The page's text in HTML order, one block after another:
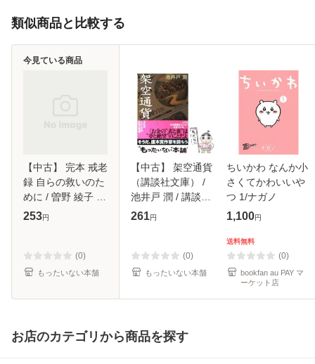
類似商品と比較する
【中古】 完本 戒老
録 自らの救いのた
めに / 曽野 綾子 /
祥伝社 [単行本]
253円
(0)
もったいない本舗
今見ている商品
【中古】 架空通貨
（講談社文庫） /
池井戸 潤 / 講談社
[文庫]【メール便送
261円
(0)
もったいない本舗
ちいかわ なんか小
さくてかわいいや
つ 1/ナガノ
1,100円
送料無料
(0)
bookfan au PAY マ
ーケット店
お店のカテゴリから商品を探す